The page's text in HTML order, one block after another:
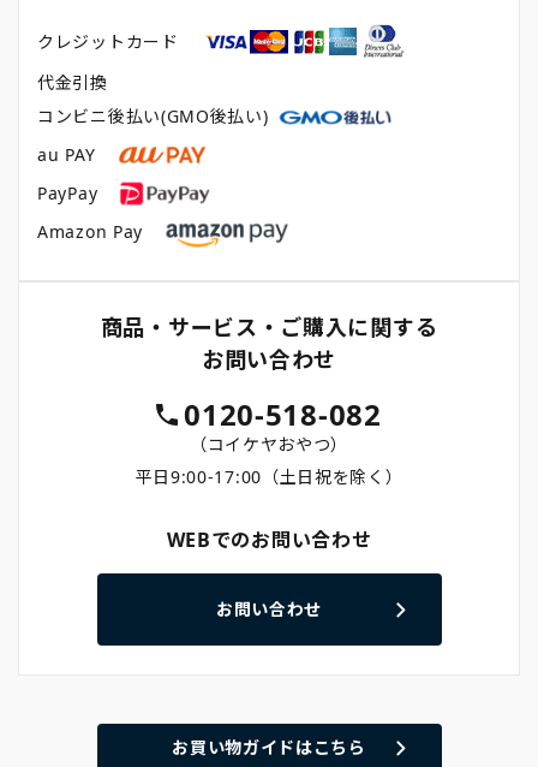
クレジットカード
代金引換
コンビニ後払い(GMO後払い)
au PAY
PayPay
Amazon Pay
商品・サービス・ご購入に関する
お問い合わせ
0120-518-082
（コイケヤおやつ）
平日9:00-17:00（土日祝を除く）
WEBでのお問い合わせ
お問い合わせ
お買い物ガイドはこちら